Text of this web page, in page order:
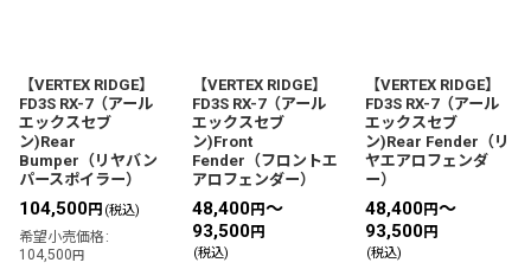
【VERTEX RIDGE】
FD3S RX-7（アール
エックスセブ
ン)Rear
Bumper（リヤバン
パースポイラー）
104,500円 (税込)
希望小売価格 :
104,500円
【VERTEX RIDGE】
FD3S RX-7（アール
エックスセブ
ン)Front
Fender（フロントエ
アロフェンダー）
48,400円～
93,500円
(税込)
【VERTEX RIDGE】
FD3S RX-7（アール
エックスセブ
ン)Rear Fender（リ
ヤエアロフェンダ
ー）
48,400円～
93,500円
(税込)